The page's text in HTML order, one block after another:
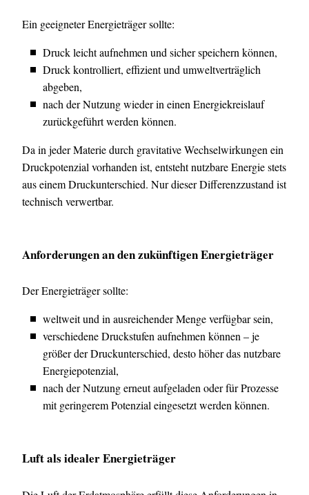
Ein geeigneter Energieträger sollte:
Druck leicht aufnehmen und sicher speichern können,
Druck kontrolliert, effizient und umweltverträglich
abgeben,
nach der Nutzung wieder in einen Energiekreislauf
zurückgeführt werden können.
Da in jeder Materie durch gravitative Wechselwirkungen ein
Druckpotenzial vorhanden ist, entsteht nutzbare Energie stets
aus einem Druckunterschied. Nur dieser Differenzzustand ist
technisch verwertbar.
Anforderungen an den zukünftigen Energieträger
Der Energieträger sollte:
weltweit und in ausreichender Menge verfügbar sein,
verschiedene Druckstufen aufnehmen können – je
größer der Druckunterschied, desto höher das nutzbare
Energiepotenzial,
nach der Nutzung erneut aufgeladen oder für Prozesse
mit geringerem Potenzial eingesetzt werden können.
Luft als idealer Energieträger